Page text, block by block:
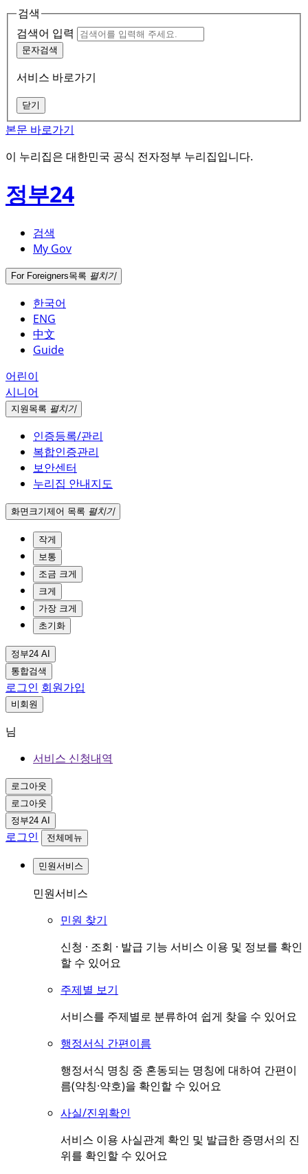
검색
검색어 입력
문자검색
서비스 바로가기
닫기
본문 바로가기
이 누리집은 대한민국 공식 전자정부 누리집입니다.
정부24
검색
My Gov
For Foreigners목록 펼치기
한국어
ENG
中文
Guide
어린이
시니어
지원 목록 펼치기
인증등록/관리
복합인증관리
보안센터
누리집 안내지도
화면크기제어 목록 펼치기
작게
보통
조금 크게
크게
가장 크게
초기화
정부24 AI
통합검색
로그인 회원가입
비회원
님
서비스 신청내역
로그아웃
로그아웃
정부24 AI
로그인 전체메뉴
민원서비스
민원서비스
민원 찾기
신청 · 조회 · 발급 기능 서비스 이용 및 정보를 확인
할 수 있어요
주제별 보기
서비스를 주제별로 분류하여 쉽게 찾을 수 있어요
행정서식 간편이름
행정서식 명칭 중 혼동되는 명칭에 대하여 간편이
름(약칭·약호)을 확인할 수 있어요
사실/진위확인
서비스 이용 사실관계 확인 및 발급한 증명서의 진
위를 확인할 수 있어요